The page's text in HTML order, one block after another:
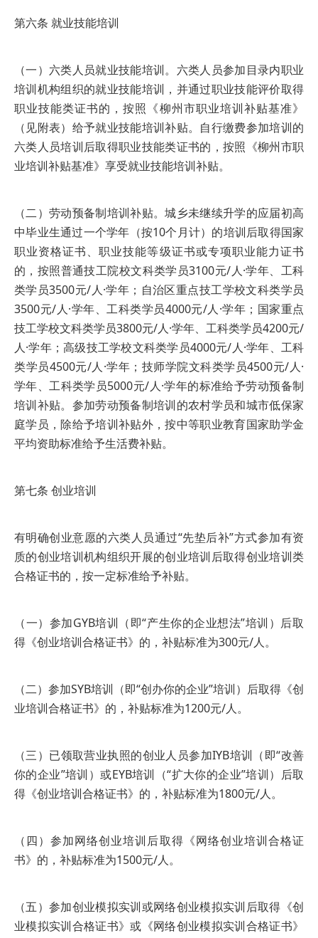
第六条 就业技能培训
（一）六类人员就业技能培训。六类人员参加目录内职业
培训机构组织的就业技能培训，并通过职业技能评价取得
职业技能类证书的，按照《柳州市职业培训补贴基准》
（见附表）给予就业技能培训补贴。自行缴费参加培训的
六类人员培训后取得职业技能类证书的，按照《柳州市职
业培训补贴基准》享受就业技能培训补贴。
（二）劳动预备制培训补贴。城乡未继续升学的应届初高
中毕业生通过一个学年（按10个月计）的培训后取得国家
职业资格证书、职业技能等级证书或专项职业能力证书
的，按照普通技工院校文科类学员3100元/人·学年、工科
类学员3500元/人·学年；自治区重点技工学校文科类学员
3500元/人·学年、工科类学员4000元/人·学年；国家重点
技工学校文科类学员3800元/人·学年、工科类学员4200元/
人·学年；高级技工学校文科类学员4000元/人·学年、工科
类学员4500元/人·学年；技师学院文科类学员4500元/人·
学年、工科类学员5000元/人·学年的标准给予劳动预备制
培训补贴。参加劳动预备制培训的农村学员和城市低保家
庭学员，除给予培训补贴外，按中等职业教育国家助学金
平均资助标准给予生活费补贴。
第七条 创业培训
有明确创业意愿的六类人员通过“先垫后补”方式参加有资
质的创业培训机构组织开展的创业培训后取得创业培训类
合格证书的，按一定标准给予补贴。
（一）参加GYB培训（即“产生你的企业想法”培训）后取
得《创业培训合格证书》的，补贴标准为300元/人。
（二）参加SYB培训（即“创办你的企业”培训）后取得《创
业培训合格证书》的，补贴标准为1200元/人。
（三）已领取营业执照的创业人员参加IYB培训（即“改善
你的企业”培训）或EYB培训（“扩大你的企业”培训）后取
得《创业培训合格证书》的，补贴标准为1800元/人。
（四）参加网络创业培训后取得《网络创业培训合格证
书》的，补贴标准为1500元/人。
（五）参加创业模拟实训或网络创业模拟实训后取得《创
业模拟实训合格证书》或《网络创业模拟实训合格证书》